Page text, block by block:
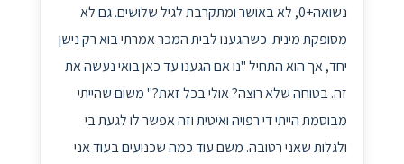
נשואה+0, לא באושר ומתקרבת לגיל שלושים. גם לא
מסופקת מינית. כשהגענו לבית המכר אמרתי בוא רק נישן
יחד, אך הוא התחיל "נו אם הגענו עד כאן בואי נעשה את
זה. בטוחה שלא רוצה? אולי בכל זאת?" משום שהייתי
מבוסמת הייתי די רפויה ואיטית וזה אפשר לו לגעת בי
ולגלות שאני רטובה. משם עוד כמה שכנועים בעוד אני